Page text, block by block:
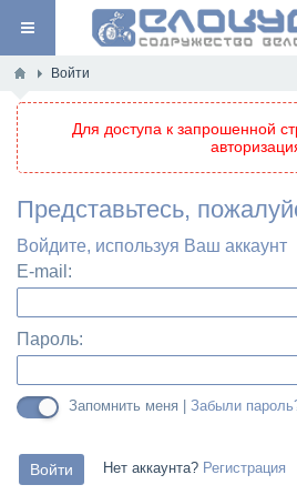
Войти
Для доступа к запрошенной
Представьтесь,
Войдите, используя Ваш аккаунт
E-mail:
Пароль:
Запомнить меня | Забыли
Нет аккаунта? Регистрация